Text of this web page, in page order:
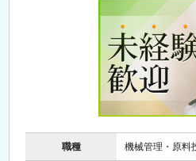
職種 機械管理・原料